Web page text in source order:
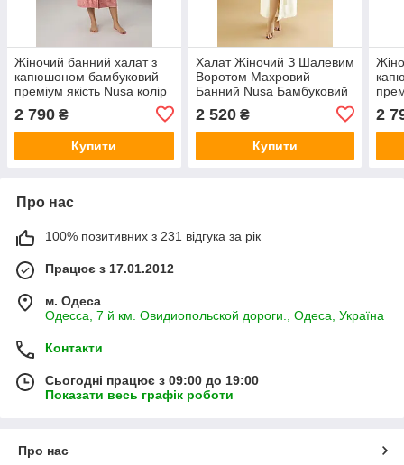
Жіночий банний халат з
капюшоном бамбуковий
преміум якість Nusa колір
2 790 ₴
Купити
Халат Жіночий З Шалевим
Воротом Махровий
Банний Nusa Бамбуковий
NS-6895 Колір Кремовий
2 520₴
Купити
2
Про нас
100% позитивних з 231 відгука за рік
Працює з 17.01.2012
м. Одеса
Одесса, 7 й км. Овидиопольской дороги., Одеса, Україна
Контакти
Сьогодні працює з 09:00 до 19:00
Показати весь графік роботи
Про нас